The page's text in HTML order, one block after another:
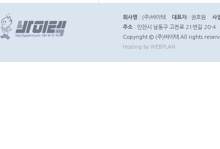
회사명 : (주)바이텍 대표자: 권호원
사
주소 : 인천시 남동구 고잔로 21번길 20-4
Copyright © (주)바이텍 All rights
Hosting by WEBPLAN